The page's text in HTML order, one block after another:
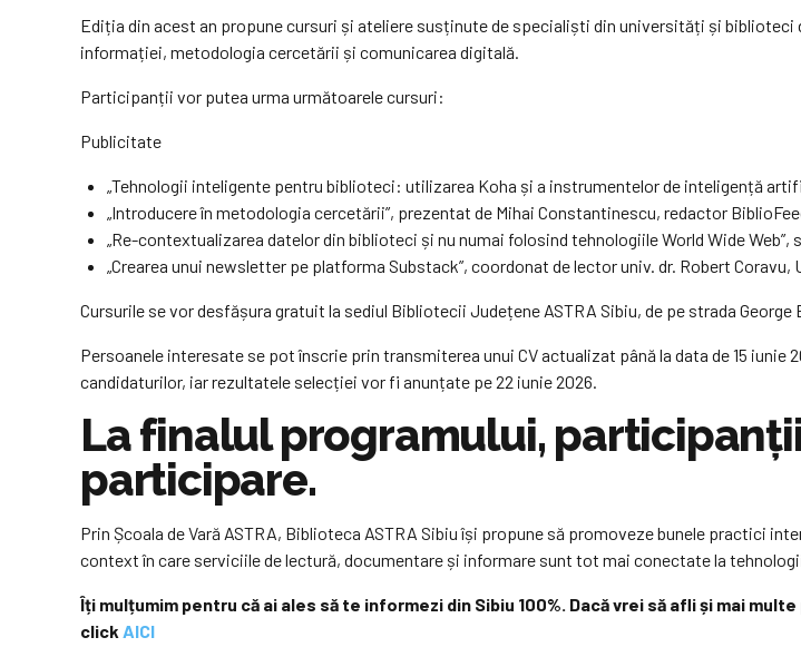
Ediția din acest an propune cursuri și ateliere susținute de specialiști din universități și
informației, metodologia cercetării și comunicarea digitală.
Participanții vor putea urma următoarele cursuri:
Publicitate
„Tehnologii inteligente pentru biblioteci: utilizarea Koha și a instrumentelor de inteligență
„Introducere în metodologia cercetării”, prezentat de Mihai Constantinescu, redactor
„Re-contextualizarea datelor din biblioteci și nu numai folosind tehnologiile World Wide
„Crearea unui newsletter pe platforma Substack”, coordonat de lector univ. dr. Robert
Cursurile se vor desfășura gratuit la sediul Bibliotecii Județene ASTRA Sibiu, de pe strada George
Persoanele interesate se pot înscrie prin transmiterea unui CV actualizat până la data de 15 iunie
candidaturilor, iar rezultatele selecției vor fi anunțate pe 22 iunie 2026.
La finalul programului,
participare.
Prin Școala de Vară ASTRA, Biblioteca ASTRA Sibiu își propune să promoveze bunele practici
context în care serviciile de lectură, documentare și informare sunt tot mai conectate la
Îți mulțumim pentru că ai ales să te informezi din Sibiu 100%. Dacă vrei să afli și mai
click AICI